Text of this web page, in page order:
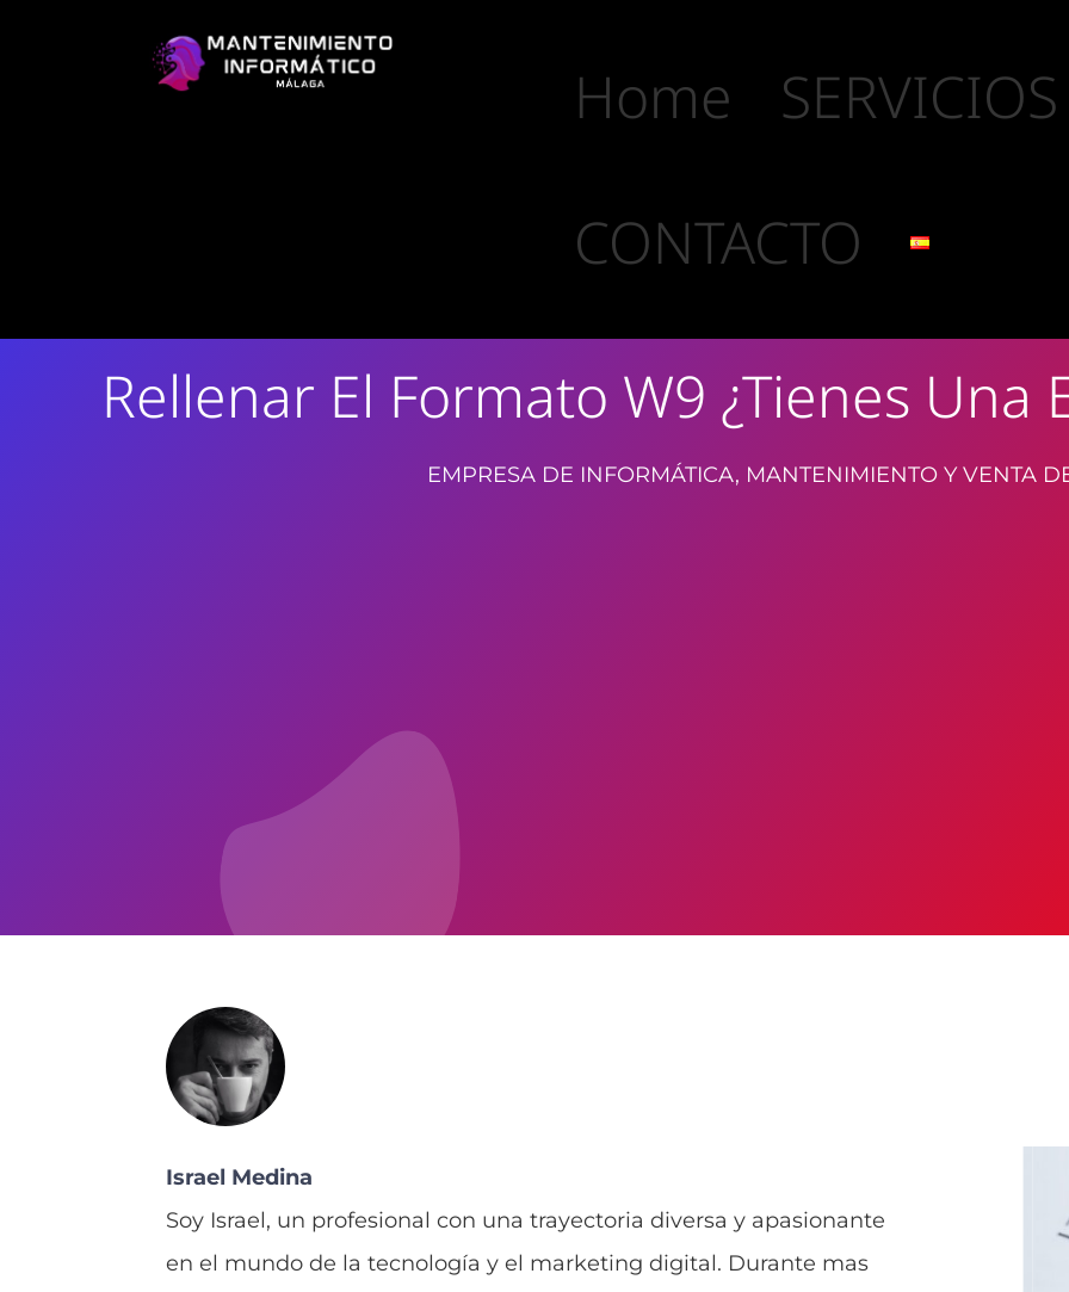
Home SERVICIOS
CONTACTO
Rellenar El Formato W9 ¿tienes Una
EMPRESA DE INFORMÁTICA, MANTENIMIENTO Y VENTA
Israel Medina
Soy Israel, un profesional con una trayectoria diversa y apasionante
en el mundo de la tecnología y el marketing digital. Durante mas